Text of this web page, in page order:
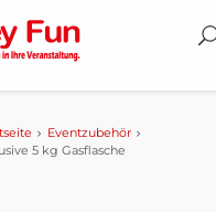
Eventzubehör
5 kg Gasflasche